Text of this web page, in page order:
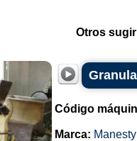
Otros
Código
Marca: Manesty